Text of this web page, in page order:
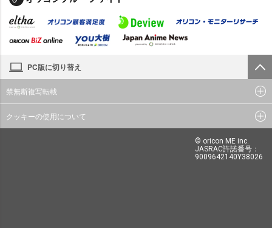
PC版に切り替え
禁無断複写転載
クッキーの使用について
© oricon ME inc.
JASRAC許諾番号：
9009642140Y38026